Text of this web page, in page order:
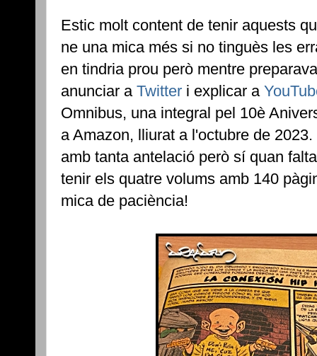
Estic molt content de tenir aquests
ne una mica més si no tinguès les
en tindria prou però mentre
anunciar a Twitter i explicar a
Omnibus, una integral pel 10è
a Amazon, lliurat a l'octubre de
amb tanta antelació però sí quan
tenir els quatre volums amb 140
mica de paciència!